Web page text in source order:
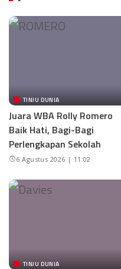
TINJU DUNIA
Juara WBA Rolly Romero
Baik Hati, Bagi-Bagi
Perlengkapan Sekolah
6 Agustus 2026 | 11:02
TINJU DUNIA